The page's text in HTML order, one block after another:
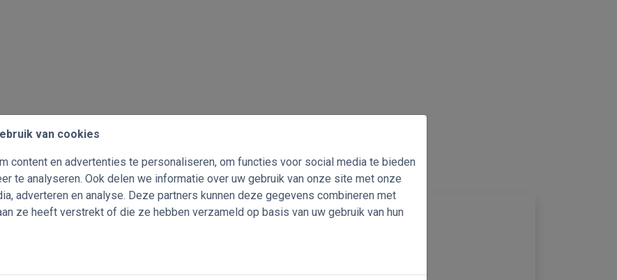
van cookies
content en advertenties te personaliseren, om functies voor social media te bieden
te analyseren. Ook delen we informatie over uw gebruik van onze site met onze
adverteren en analyse. Deze partners kunnen deze gegevens combineren met
ze heeft verstrekt of die ze hebben verzameld op basis van uw gebruik van hun